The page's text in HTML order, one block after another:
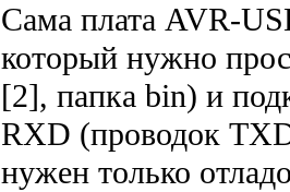
Сама плата AVR-
который нужно
[2], папка bin) и
RXD (проводок TXD
нужен только